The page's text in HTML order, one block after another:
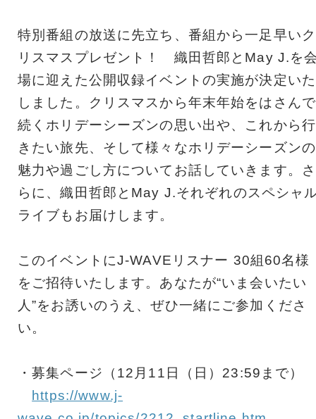
特別番組の放送に先立ち、番組から一足早いク
リスマスプレゼント！ 織田哲郎とMay J.を
場に迎えた公開収録イベントの実施が決定いた
しました。クリスマスから年末年始をはさんで
続くホリデーシーズンの思い出や、これから行
きたい旅先、そして様々なホリデーシーズンの
魅力や過ごし方についてお話していきます。さ
らに、織田哲郎とMay J.それぞれのスペシャ
ライブもお届けします。
このイベントにJ-WAVEリスナー 30組60名様
をご招待いたします。あなたが“いま会いたい
人”をお誘いのうえ、ぜひ一緒にご参加くださ
い。
・募集ページ（12月11日（日）23:59まで）
https://www.j-